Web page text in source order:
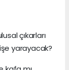
çıkarları
yarayacak?